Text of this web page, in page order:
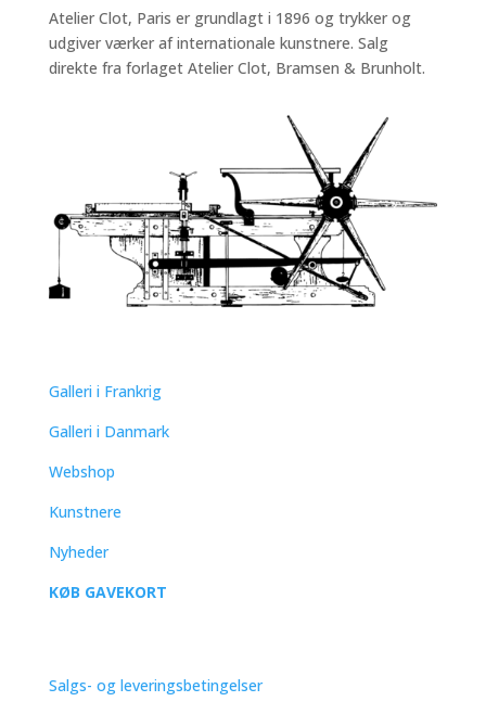
Atelier Clot, Paris er grundlagt i 1896 og trykker og
udgiver værker af internationale kunstnere. Salg
direkte fra forlaget Atelier Clot, Bramsen & Brunholt.
Galleri i Frankrig
Galleri i Danmark
Webshop
Kunstnere
Nyheder
KØB GAVEKORT
Salgs- og leveringsbetingelser